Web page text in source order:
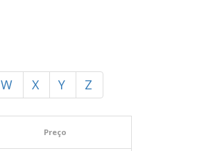
W X Y Z
Preço